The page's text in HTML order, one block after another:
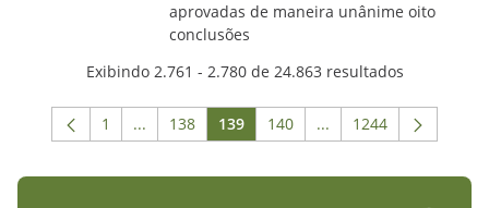
aprovadas de maneira unânime oito
conclusões
Exibindo 2.761 - 2.780 de 24.863 resultados
Página
1 ...Páginas intermediárias Usar ABA para navegar.
Página
138 Página
139 Página
140 ...PáginasPágina
1244